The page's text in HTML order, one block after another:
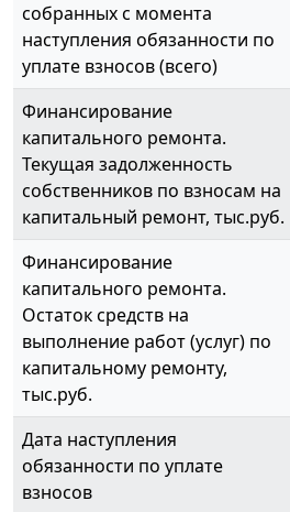
собранных с момента
наступления обязанности по
уплате взносов (всего)
Финансирование
капитального ремонта.
Текущая задолженность
собственников по взносам на
капитальный ремонт, тыс.руб.
Финансирование
капитального ремонта.
Остаток средств на
выполнение работ (услуг) по
капитальному ремонту,
тыс.руб.
Дата наступления
обязанности по уплате
взносов